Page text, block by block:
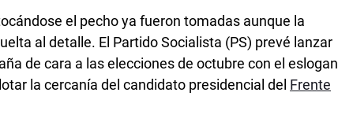
el pecho ya fueron tomadas aunque la
al detalle. El Partido Socialista (PS) prevé lanzar
de cara a las elecciones de octubre con el eslogan
la cercanía del candidato presidencial del Frente